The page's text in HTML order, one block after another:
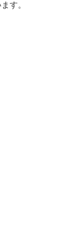
す。